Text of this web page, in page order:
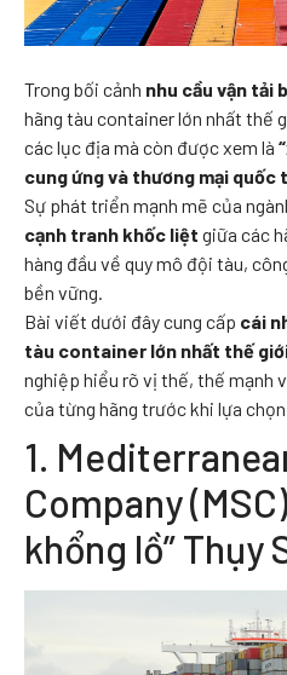
Trong bối cảnh nhu cầu vận tải
hãng tàu container lớn nhất thế
các lục địa mà còn được xem là
cung ứng và thương mại quốc
Sự phát triển mạnh mẽ của
cạnh tranh khốc liệt giữa các
hàng đầu về quy mô đội tàu,
bền vững.
Bài viết dưới đây cung cấp cái
tàu container lớn nhất thế
nghiệp hiểu rõ vị thế, thế mạnh
của từng hãng trước khi lựa
1.
Company
khổng lồ” Thụy